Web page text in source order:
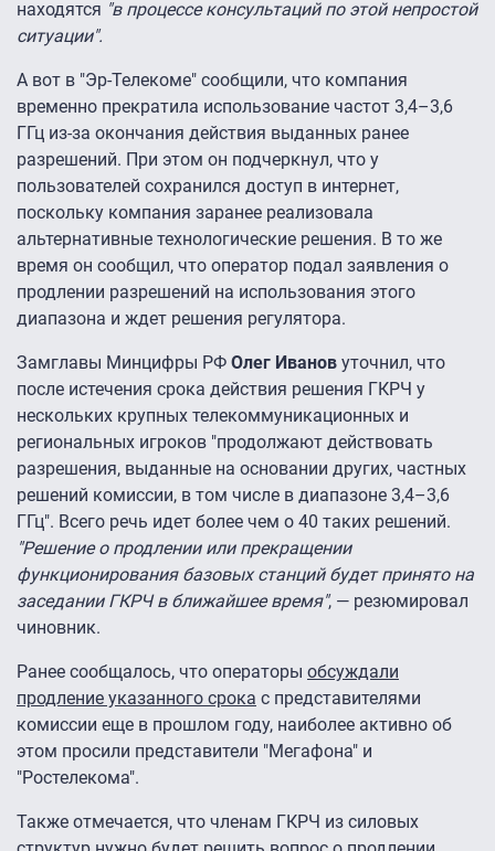
находятся "в процессе консультаций по этой непростой
ситуации".
А вот в "Эр-Телекоме" сообщили, что компания
временно прекратила использование частот 3,4–3,6
ГГц из-за окончания действия выданных ранее
разрешений. При этом он подчеркнул, что у
пользователей сохранился доступ в интернет,
поскольку компания заранее реализовала
альтернативные технологические решения. В то же
время он сообщил, что оператор подал заявления о
продлении разрешений на использования этого
диапазона и ждет решения регулятора.
Замглавы Минцифры РФ Олег Иванов уточнил, что
после истечения срока действия решения ГКРЧ у
нескольких крупных телекоммуникационных и
региональных игроков "продолжают действовать
разрешения, выданные на основании других, частных
решений комиссии, в том числе в диапазоне 3,4–3,6
ГГц". Всего речь идет более чем о 40 таких решений.
"Решение о продлении или прекращении
функционирования базовых станций будет принято на
заседании ГКРЧ в ближайшее время", — резюмировал
чиновник.
Ранее сообщалось, что операторы обсуждали
продление указанного срока с представителями
комиссии еще в прошлом году, наиболее активно об
этом просили представители "Мегафона" и
"Ростелекома".
Также отмечается, что членам ГКРЧ из силовых